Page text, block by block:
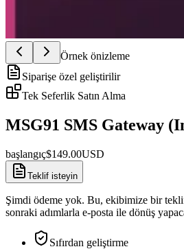
Örnek önizleme
Siparişe özel geliştirilir
Tek Seferlik Satın Alma
MSG91 SMS Gateway
başlangıç$149.00USD
Teklif isteyin
Şimdi ödeme yok. Bu, ekibimize bir
sonraki adımlarla e-posta ile dönüş
Sıfırdan geliştirme